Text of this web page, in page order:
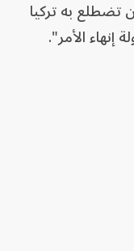
تضطلع به تركيا
الأمر".